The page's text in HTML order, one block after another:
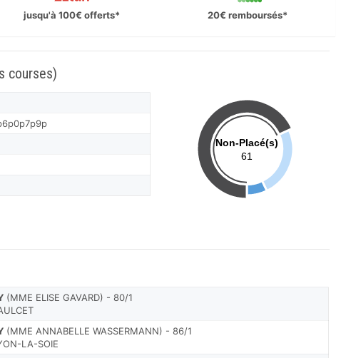
jusqu'à 100€ offerts* 20€ remboursés*
courses)
Non-Placé(s)
61
(MME ELISE GAVARD) - 80/1
(MME ANNABELLE WASSERMANN) - 86/1
LA-SOIE